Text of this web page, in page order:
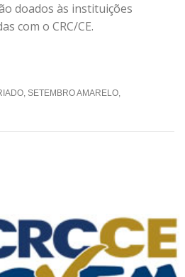
doados às instituições
com o CRC/CE.
, SETEMBRO AMARELO,